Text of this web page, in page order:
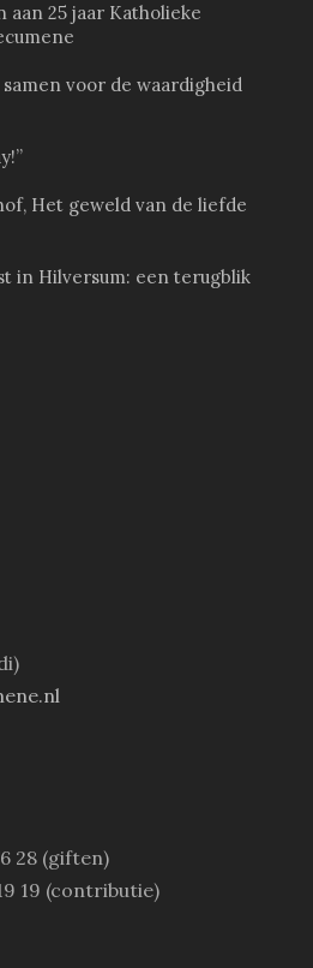
25 jaar Katholieke
voor de waardigheid
Het geweld van de liefde
in Hilversum: een terugblik
28 (giften)
19 (contributie)